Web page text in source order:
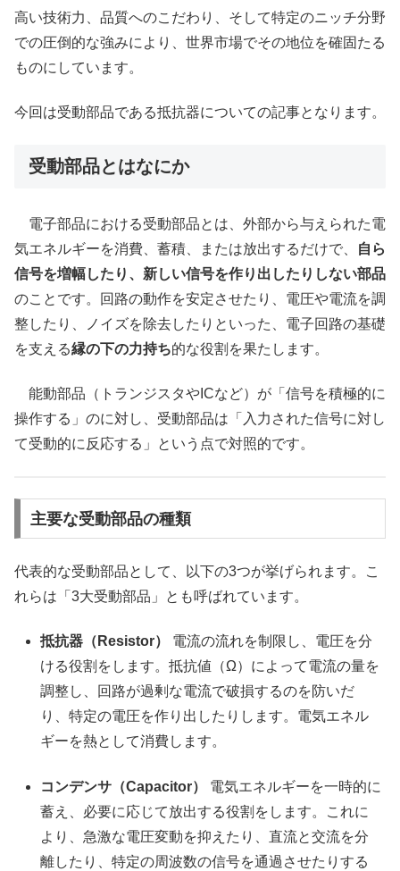
高い技術力、品質へのこだわり、そして特定のニッチ分野
での圧倒的な強みにより、世界市場でその地位を確固たる
ものにしています。
今回は受動部品である抵抗器についての記事となります。
受動部品とはなにか
電子部品における受動部品とは、外部から与えられた電
気エネルギーを消費、蓄積、または放出するだけで、
自ら
信号を増幅したり、新しい信号を作り出したりしない部品
のことです。回路の動作を安定させたり、電圧や電流を調
整したり、ノイズを除去したりといった、電子回路の基礎
を支える縁の下の力持ち的な役割を果たします。
能動部品（トランジスタやICなど）が「信号を積極的に
操作する」のに対し、受動部品は「入力された信号に対し
て受動的に反応する」という点で対照的です。
主要な受動部品の種類
代表的な受動部品として、以下の3つが挙げられます。こ
れらは「3大受動部品」とも呼ばれています。
抵抗器（Resistor）
電流の流れを制限し、電圧を分
ける役割をします。抵抗値（Ω）によって電流の量を
調整し、回路が過剰な電流で破損するのを防いだ
り、特定の電圧を作り出したりします。電気エネル
ギーを熱として消費します。
コンデンサ（Capacitor）
電気エネルギーを一時的に
蓄え、必要に応じて放出する役割をします。これに
より、急激な電圧変動を抑えたり、直流と交流を分
離したり、特定の周波数の信号を通過させたりする